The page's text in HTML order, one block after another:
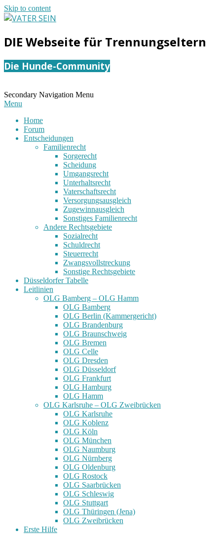
Skip to content
SEIN
DIE Webseite für Trennungseltern
Die Hunde-Community
Secondary Navigation Menu
Menu
Home
Forum
Entscheidungen
Familienrecht
Sorgerecht
Scheidung
Umgangsrecht
Unterhaltsrecht
Vaterschaftsrecht
Versorgungsausgleich
Zugewinnausgleich
Sonstiges Familienrecht
Andere Rechtsgebiete
Sozialrecht
Schuldrecht
Steuerrecht
Zwangsvollstreckung
Sonstige Rechtsgebiete
Düsseldorfer Tabelle
Leitlinien
OLG Bamberg – OLG Hamm
OLG Bamberg
OLG Berlin (Kammergericht)
OLG Brandenburg
OLG Braunschweig
OLG Bremen
OLG Celle
OLG Dresden
OLG Düsseldorf
OLG Frankfurt
OLG Hamburg
OLG Hamm
OLG Karlsruhe – OLG Zweibrücken
OLG Karlsruhe
OLG Koblenz
OLG Köln
OLG München
OLG Naumburg
OLG Nürnberg
OLG Oldenburg
OLG Rostock
OLG Saarbrücken
OLG Schleswig
OLG Stuttgart
OLG Thüringen (Jena)
OLG Zweibrücken
Erste Hilfe